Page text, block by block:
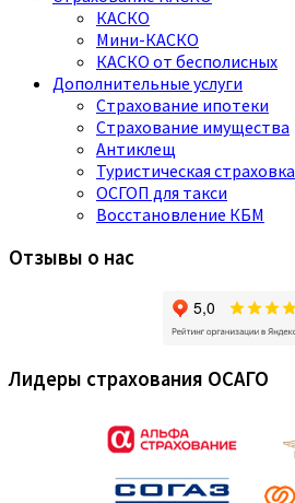
КАСКО
Мини-КАСКО
КАСКО от бесполисных
Дополнительные услуги
Страхование ипотеки
Страхование имущества
Антиклещ
Туристическая страховка
ОСГОП для такси
Восстановление КБМ
Отзывы о нас
Лидеры страхования ОСАГО